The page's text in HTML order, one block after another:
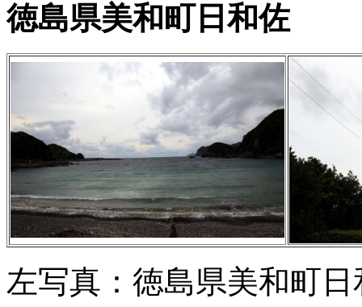
徳島県美和町日和佐
左写真：徳島県美和町